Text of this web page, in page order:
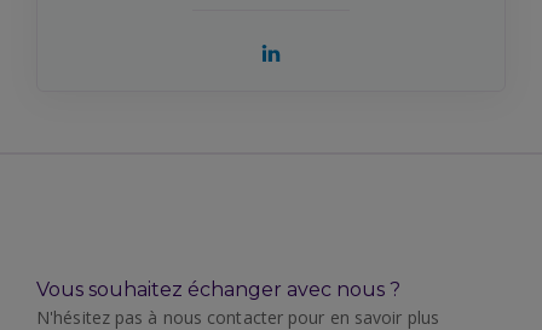
Vous souhaitez échanger avec nous ?
N'hésitez pas à nous contacter pour en savoir plus